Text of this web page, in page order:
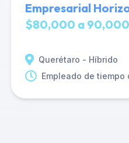
Empresarial
$80,000 a
Querétaro - Híbrido
Empleado de tiempo